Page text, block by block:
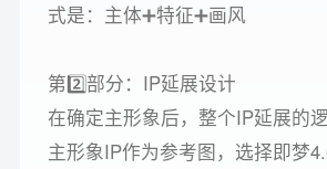
式是：主体➕特征➕画风
第2️⃣部分：IP延展设计
在确定主形象后，整个IP延展的
主形象IP作为参考图，选择即梦